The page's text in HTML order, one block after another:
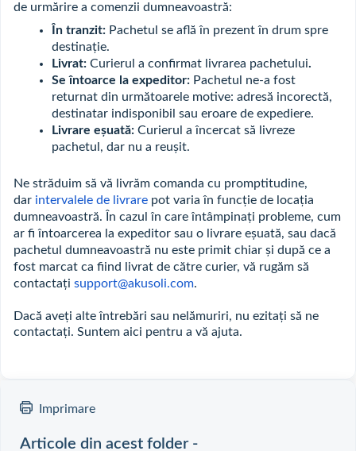
de urmărire a comenzii dumneavoastră:
În tranzit: Pachetul se află în prezent în drum spre
destinație.
Livrat: Curierul a confirmat livrarea pachetului.
Se întoarce la expeditor: Pachetul ne-a fost
returnat din următoarele motive: adresă incorectă,
destinatar indisponibil sau eroare de expediere.
Livrare eșuată: Curierul a încercat să livreze
pachetul, dar nu a reușit.
Ne străduim să vă livrăm comanda cu promptitudine,
dar intervalele de livrare pot varia în funcție de locația
dumneavoastră. În cazul în care întâmpinați probleme, cum
ar fi întoarcerea la expeditor sau o livrare eșuată, sau dacă
pachetul dumneavoastră nu este primit chiar și după ce a
fost marcat ca fiind livrat de către curier, vă rugăm să
contactați support@akusoli.com.
Dacă aveți alte întrebări sau nelămuriri, nu ezitați să ne
contactați. Suntem aici pentru a vă ajuta.
Imprimare
Articole din acest folder -